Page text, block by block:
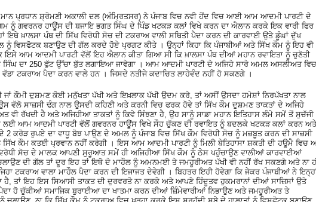
ਪ੍ਰਧਾਨ ਸ਼੍ਰੋਮਣੀ ਅਕਾਲੀ ਦਲ (ਅੰਮ੍ਰਿਤਸਰ) ਨੇ ਪੰਜਾਬ ਵਿਚ ਨਵੀ ਹੋਂਦ ਵਿਚ ਆਈ ਆਮ ਆਦਮੀ ਪਾਰਟੀ ਦੇ
ਗਵਰਨਰ ਹਾਊਂਸ ਦੀ ਬਜਾਇ ਭਗਤ ਸਿੰਘ ਦੇ ਪਿੰਡ ਖਟਕੜ ਕਲਾਂ ਵਿਖੇ ਕਰਨ ਦਾ ਐਲਾਨ ਕਰਕੇ ਇਕ ਵਾਰੀ ਫਿਰ
ਇਥੇ ਖ਼ਾਲਸਾ ਪੰਥ ਦੀ ਸਿੱਖ ਵਿਰੋਧੀ ਸੋਚ ਦੀ ਟਕਰਾਅ ਵਾਲੀ ਸਥਿਤੀ ਪੈਦਾ ਕਰਨ ਦੀ ਕਾਰਵਾਈ ਉਤੇ ਡੂੰਘਾਂ ਦੁੱਖ
ਵਿਸਫੋਟਕ ਬਣਾਉਣ ਦੀ ਗੱਲ ਕਰਦੇ ਹੋਏ ਪ੍ਰਗਟ ਕੀਤੇ । ਉਨ੍ਹਾਂ ਕਿਹਾ ਕਿ ਪੰਜਾਬੀਆਂ ਅਤੇ ਸਿੱਖ ਕੌਮ ਨੂੰ ਇਹ ਵੀ
ਇਸੇ ਆਮ ਆਦਮੀ ਪਾਰਟੀ ਵੱਲੋਂ ਇਹ ਐਲਾਨ ਕੀਤਾ ਗਿਆ ਸੀ ਕਿ ਖ਼ਾਲਸਾ ਪੰਥ ਦੀਆਂ ਮਹਾਨ ਰਵਾਇਤਾ ਨੂੰ ਚੁਣੋਤੀ
ਸਿੰਘ ਦਾ 250 ਫੁੱਟ ਉੱਚਾ ਬੁੱਤ ਲਗਾਇਆ ਜਾਵੇਗਾ । ਆਮ ਆਦਮੀ ਪਾਰਟੀ ਦੇ ਅਜਿਹੇ ਸਾਰੇ ਅਮਲ ਅਸਲੀਅਤ ਵਿਚ
ਵੱਡਾ ਟਕਰਾਅ ਪੈਦਾ ਕਰਨ ਵਾਲੇ ਹਨ । ਜਿਸਦੇ ਨਤੀਜੇ ਕਦਾਚਿਤ ਲਾਹੇਵੰਦ ਨਹੀਂ ਹੋ ਸਕਣਗੇ ।
ਜਾਂ ਕੌਮੀ ਦੁਸ਼ਮਣ ਕੋਈ ਮਨੁੱਖਤਾ ਪੱਖੀ ਅਤੇ ਇਖ਼ਲਾਕ ਪੱਖੀ ਉਦਮ ਕਰੇ, ਤਾਂ ਅਸੀਂ ਉਸਦਾ ਹਮੇਸ਼ਾਂ ਨਿਰਪੱਖਤਾ ਨਾਲ
ਵੱਲੋ ਸਾਜ਼ਸੀ ਢੰਗ ਨਾਲ ਉਸਦੀ ਕਹਿਣੀ ਅਤੇ ਕਰਨੀ ਵਿਚ ਫਰਕ ਹੋਵੇ ਤਾਂ ਸਿੱਖ ਕੌਮ ਦੁਸ਼ਮਣ ਤਾਕਤਾਂ ਦੇ ਅਜਿਹੇ
ਵੀ ਰੱਖਦੀ ਹੈ ਅਤੇ ਅਜਿਹੀਆ ਤਾਕਤਾਂ ਨੂੰ ਕਿਵੇ ਸਿੰਝਣਾ ਹੈ, ਉਹ ਸਾਨੂੰ ਸਾਡਾ ਮਹਾਨ ਇਤਿਹਾਸ ਲੰਮੇ ਸਮੇਂ ਤੋਂ ਸੁਚੱਜੀ
ਆਮ ਆਦਮੀ ਪਾਰਟੀ ਵੱਲੋਂ ਗਵਰਨਰ ਹਾਊਂਸ ਵਿਖੇ ਸੌਹ ਚੁੱਕਣ ਦੀ ਰਵਾਇਤ ਨੂੰ ਬਦਲਕੇ ਖਟਕੜ ਕਲਾਂ ਕਰਨ ਅਤੇ
ਕਰੋੜ ਰੁਪਏ ਦਾ ਵਾਧੂ ਬੋਝ ਪਾਉਣ ਦੇ ਅਮਲ ਨੂੰ ਪੰਜਾਬ ਵਿਚ ਸਿੱਖ ਕੌਮ ਵਿਰੋਧੀ ਸੋਚ ਨੂੰ ਮਜ਼ਬੂਤ ਕਰਨ ਦੀ ਸਾਜ਼ਸੀ
ਸਿੱਖ ਕੌਮ ਕਤਈ ਪ੍ਰਵਾਨ ਨਹੀਂ ਕਰੇਗੀ । ਇਸ ਆਮ ਆਦਮੀ ਪਾਰਟੀ ਨੂੰ ਮਿਲੀ ਬੇਤਿਹਾਸਾ ਸ਼ਕਤੀ ਦੀ ਹਊਮੈ ਵਿਚ
ਸੋਚ ਦੇ ਮਾਲਕ ਆਪਣੀ ਸੁਰੂਆਤ ਸਮੇਂ ਹੀ ਅਜਿਹੀਆ ਸਿੱਖ ਕੌਮ ਨੂੰ ਠੇਸ ਪਹੁੰਚਾਉਣ ਵਾਲੀਆਂ ਕਾਰਵਾਈਆਂ
ਦੀ ਗੱਲ ਤਾਂ ਦੂਰ ਇਹ ਤਾਂ ਇਥੋ ਦੇ ਮਾਹੌਲ ਨੂੰ ਅਮਨਮਈ ਤੇ ਜਮਹੂਰੀਅਤ ਪੱਖੀ ਵੀ ਨਹੀਂ ਰੱਖ ਸਕਣਗੇ ਅਤੇ ਨਾ
ਟਕਰਾਅ ਵਾਲਾ ਮਾਹੌਲ ਪੈਦਾ ਕਰਨ ਦੀ ਇਜਾਜਤ ਦੇਵੇਗੀ । ਬਿਹਤਰ ਇਹੀ ਹੋਵੇਗਾ ਕਿ ਜੇਕਰ ਪੰਜਾਬੀਆਂ ਨੇ
ਹੈ, ਤਾਂ ਇਹ ਇਸ ਸਿਆਸੀ ਤਾਕਤ ਦੀ ਦੁਰਵਰਤੋ ਨਾ ਕਰਕੇ ਅਤੇ ਆਪਣੇ ਹਿੰਦੂਤਵ ਹੁਕਮਰਾਨਾਂ ਦੀਆਂ ਸਾਜ਼ਿਸਾਂ ਉਤੇ
ਹੋ ਚੁੱਕੀਆਂ ਸਮਾਜਿਕ ਬੁਰਾਈਆ ਦਾ ਖਾਤਮਾ ਕਰਨ ਦੀਆਂ ਜ਼ਿੰਮੇਵਾਰੀਆਂ ਨਿਭਾਉਣ ਅਤੇ ਜਮਹੂਰੀਅਤ ਤੇ